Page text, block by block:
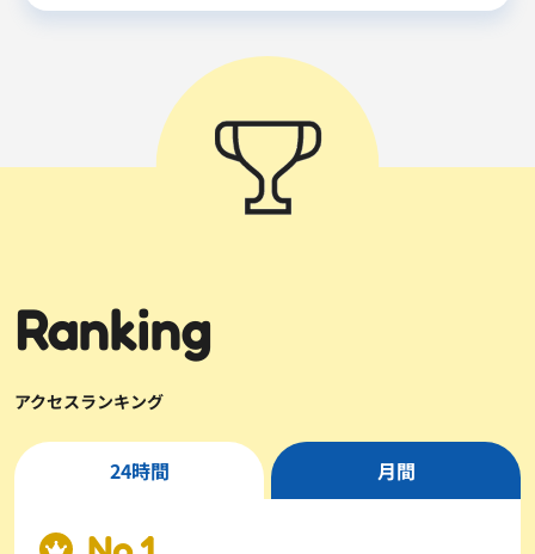
Ranking
アクセスランキング
24時間 月間